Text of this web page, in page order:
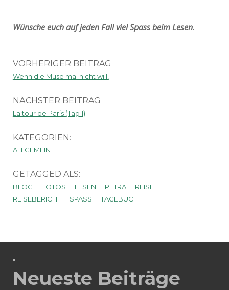
Wünsche euch auf jeden Fall viel Spass beim Lesen.
VORHERIGER BEITRAG
Wenn die Muse mal nicht will!
NÄCHSTER BEITRAG
La tour de Paris (Tag 1)
KATEGORIEN:
ALLGEMEIN
GETAGGED ALS:
BLOG FOTOS LESEN PETRA
REISE
REISEBERICHT
SPASS TAGEBUCH
Neueste Beiträge